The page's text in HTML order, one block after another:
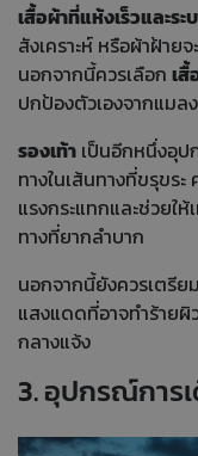
เสื้อผ้าที่แห้งเร็วและร
สังเคราะห์ หรือผ้าฝ้า
นอกจากนี้ควรเลือก เสื้
ปกป้องตัวเองจากแมล
รองเท้า เป็นอีกหนึ่งอุป
ทางในเส้นทางที่ขรุขระ
แรงกระแทกและช่วยใ
ทางที่ยากลำบาก
นอกจากนี้ยังควรเตรียม
แสงแดดที่อาจทำร้ายผิ
กลางแจ้ง
3. อุปกรณ์การ